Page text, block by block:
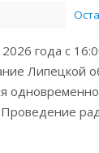
года с
Липецкой